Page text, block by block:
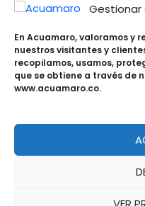
En Acuamaro, valoramos y
nuestros visitantes y
recopilamos, usamos,
que se obtiene a través de
www.acuamaro.co.
Cali-
Copyright ©